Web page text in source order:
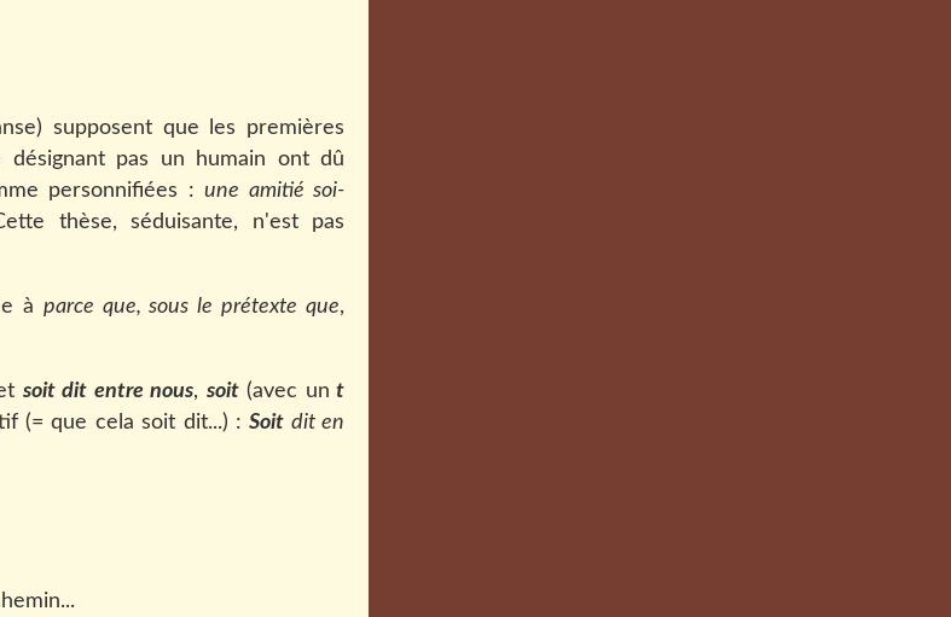
supposent que les premières
pas un humain ont dû
personnifiées :une amitié soi-
thèse, séduisante, n'est pas
à parce que, sous le prétexte que,
soit dit entre nous, soit(avec un t
(= que cela soit dit...) :Soit dit en